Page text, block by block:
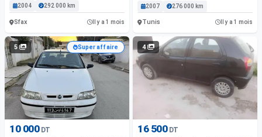
2004 292 000 km
Sfax Il y a 1 mois
2007 276 000 km
Tunis Il y a 1 mois
5 Super affaire
10 000 DT
4
16 500 DT